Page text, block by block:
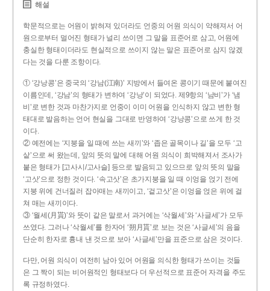
해설
학문적으로는 어원이 밝혀져 있더라도 언중의 어원 의식이 약해져서 어
원으로부터 멀어진 형태가 널리 쓰이면 그 말을 표준어로 삼고, 어원에
충실한 형태이더라도 현실적으로 쓰이지 않는 말은 표준어로 삼지 않겠
다는 것을 다룬 조항이다.
① ‘강낭콩’은 중국의 ‘강남(江南)’ 지방에서 들여온 콩이기 때문에 붙여진
이름인데, ‘강남’의 형태가 변하여 ‘강낭’이 되었다. 제9항의 ‘남비’가 ‘냄
비’로 변한 것과 마찬가지로 언중이 이미 어원을 인식하지 않고 변한 형
태대로 발음하는 언어 현실을 그대로 반영하여 ‘강낭콩’으로 쓰게 한 것
이다.
② 예전에는 ‘지붕을 일 때에 쓰는 새끼’와 ‘좁은 골목이나 길’을 모두 ‘고
샅’으로 써 왔는데, 앞의 뜻의 말에 대해 어원 의식이 희박해져서 조사가
붙은 형태가 [고사시/고사슬] 등으로 발음되고 있으므로 앞의 뜻의 말을
‘고삿’으로 정한 것이다. ‘속고삿’은 초가지붕을 일 때 이엉을 얹기 전에
지붕 위에 건너질러 잡아매는 새끼이고, ‘겉고삿’은 이엉을 얹은 위에 걸
쳐 매는 새끼이다.
③ ‘월세(月貰)’와 뜻이 같은 말로서 과거에는 ‘삭월세’와 ‘사글세’가 모두
쓰였다. 그러나 ‘삭월세’를 한자어 ‘朔月貰’로 보는 것은 ‘사글세’의 음을
단순히 한자로 흉내 낸 것으로 보아 ‘사글세’만을 표준으로 삼은 것이다.
다만, 어원 의식이 여전히 남아 있어 어원을 의식한 형태가 쓰이는 것들
은 그 짝이 되는 비어원적인 형태보다 더 우선적으로 표준어 자격을 주도
록 규정하였다.